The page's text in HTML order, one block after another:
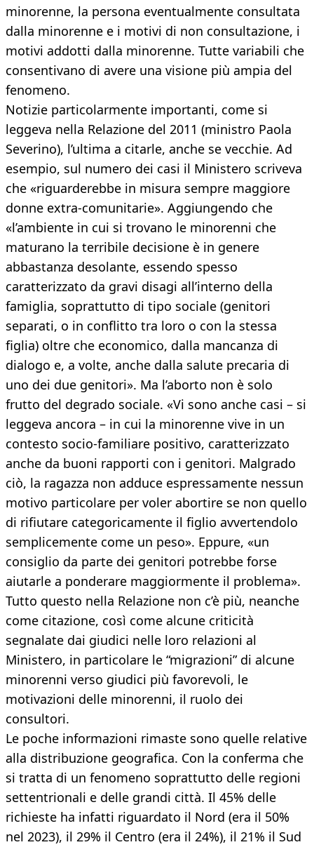
minorenne, la persona eventualmente consultata
dalla minorenne e i motivi di non consultazione, i
motivi addotti dalla minorenne. Tutte variabili che
consentivano di avere una visione più ampia del
fenomeno.
Notizie particolarmente importanti, come si
leggeva nella Relazione del 2011 (ministro Paola
Severino), l’ultima a citarle, anche se vecchie. Ad
esempio, sul numero dei casi il Ministero scriveva
che «riguarderebbe in misura sempre maggiore
donne extra-comunitarie». Aggiungendo che
«l’ambiente in cui si trovano le minorenni che
maturano la terribile decisione è in genere
abbastanza desolante, essendo spesso
caratterizzato da gravi disagi all’interno della
famiglia, soprattutto di tipo sociale (genitori
separati, o in conflitto tra loro o con la stessa
figlia) oltre che economico, dalla mancanza di
dialogo e, a volte, anche dalla salute precaria di
uno dei due genitori». Ma l’aborto non è solo
frutto del degrado sociale. «Vi sono anche casi – si
leggeva ancora – in cui la minorenne vive in un
contesto socio-familiare positivo, caratterizzato
anche da buoni rapporti con i genitori. Malgrado
ciò, la ragazza non adduce espressamente nessun
motivo particolare per voler abortire se non quello
di rifiutare categoricamente il figlio avvertendolo
semplicemente come un peso». Eppure, «un
consiglio da parte dei genitori potrebbe forse
aiutarle a ponderare maggiormente il problema».
Tutto questo nella Relazione non c’è più, neanche
come citazione, così come alcune criticità
segnalate dai giudici nelle loro relazioni al
Ministero, in particolare le “migrazioni” di alcune
minorenni verso giudici più favorevoli, le
motivazioni delle minorenni, il ruolo dei
consultori.
Le poche informazioni rimaste sono quelle relative
alla distribuzione geografica. Con la conferma che
si tratta di un fenomeno soprattutto delle regioni
settentrionali e delle grandi città. Il 45% delle
richieste ha infatti riguardato il Nord (era il 50%
nel 2023), il 29% il Centro (era il 24%), il 21% il Sud